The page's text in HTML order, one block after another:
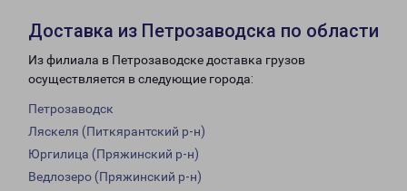
Доставка из Петрозаводска по области
Из филиала в Петрозаводске доставка грузов
осуществляется в следующие города:
Петрозаводск
Ляскеля (Питкярантский р-н)
Юргилица (Пряжинский р-н)
Ведлозеро (Пряжинский р-н)